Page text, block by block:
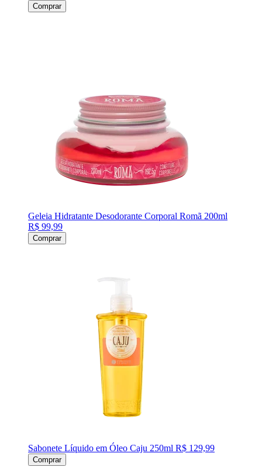
Comprar
Geleia Hidratante Desodorante Corporal Romã 200ml
R$ 99,99
Comprar
Sabonete Líquido em Óleo Caju 250ml R$ 129,99
Comprar